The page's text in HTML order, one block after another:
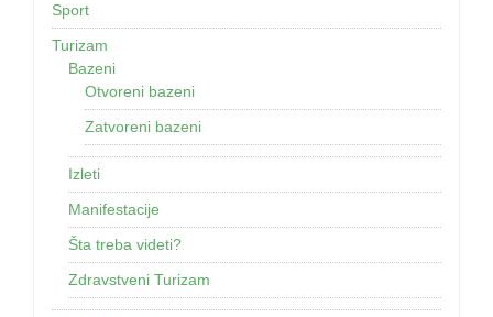
Sport
Turizam
Bazeni
Otvoreni bazeni
Zatvoreni bazeni
Izleti
Manifestacije
Šta treba videti?
Zdravstveni Turizam